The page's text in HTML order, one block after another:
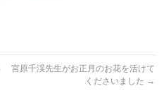
宮原千渓先生がお正月のお花を活けて
くださいました →